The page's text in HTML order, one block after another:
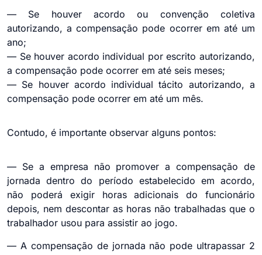
— Se houver acordo ou convenção coletiva
autorizando, a compensação pode ocorrer em até um
ano;
— Se houver acordo individual por escrito autorizando,
a compensação pode ocorrer em até seis meses;
— Se houver acordo individual tácito autorizando, a
compensação pode ocorrer em até um mês.
Contudo, é importante observar alguns pontos:
— Se a empresa não promover a compensação de
jornada dentro do período estabelecido em acordo,
não poderá exigir horas adicionais do funcionário
depois, nem descontar as horas não trabalhadas que o
trabalhador usou para assistir ao jogo.
— A compensação de jornada não pode ultrapassar 2